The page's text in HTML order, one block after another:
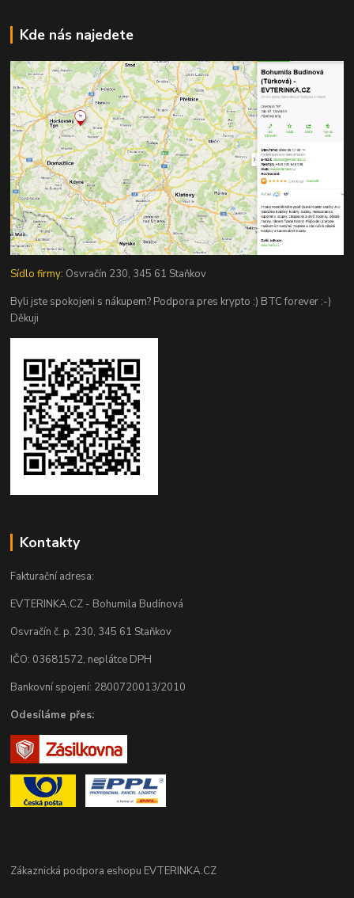
Kde nás najedete
Sídlo firmy: Osvračín 230, 345 61 Staňkov
Byli jste spokojeni s nákupem? Podpora pres krypto :) BTC forever :-)
Děkuji
Kontakty
Fakturační adresa:
EVTERINKA.CZ - Bohumila Budínová
Osvračín č. p. 230, 345 61 Staňkov
IČO: 03681572, neplátce DPH
Bankovní spojení: 2800720013/2010
Odesíláme přes:
Zákaznická podpora eshopu EVTERINKA.CZ